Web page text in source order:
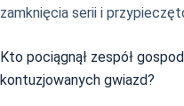
zamknięcia serii i
Kto pociągnął zespół
kontuzjowanych gwiazd?